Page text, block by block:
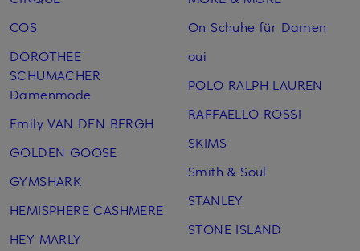
COS
DOROTHEE
SCHUMACHER
Damenmode
Emily VAN DEN BERGH
GOLDEN GOOSE
GYMSHARK
HEMISPHERE CASHMERE
HEY MARLY
On Schuhe für Damen
oui
POLO RALPH LAUREN
RAFFAELLO ROSSI
SKIMS
Smith & Soul
STANLEY
STONE ISLAND